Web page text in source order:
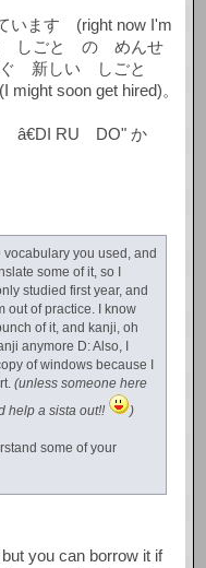
います (right now I'm
しごと の めんせ
新しい しごと
soon get hired)。
â€DI RU DO" か
you used, and
some of it, so I
studied first year, and
out of practice. I know
of it, and kanji, oh
anymore D: Also, I
of windows because I
(unless someone here
help a sista out!!
)
some of your
you can borrow it if